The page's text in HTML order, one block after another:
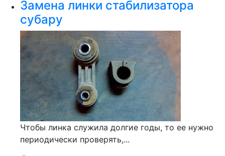
Замена линки стабилизатора
субару
Чтобы линка служила долгие годы, то ее нужно
периодически проверять,...